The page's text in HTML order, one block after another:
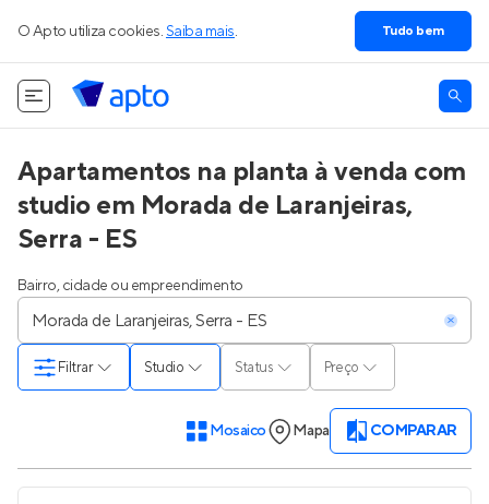
O Apto utiliza cookies. Saiba mais. Tudo bem
Apartamentos na planta à venda com
studio em Morada de Laranjeiras,
Serra - ES
Bairro, cidade ou empreendimento
Studio Status Preço
Filtrar
Mosaico Mapa COMPARAR